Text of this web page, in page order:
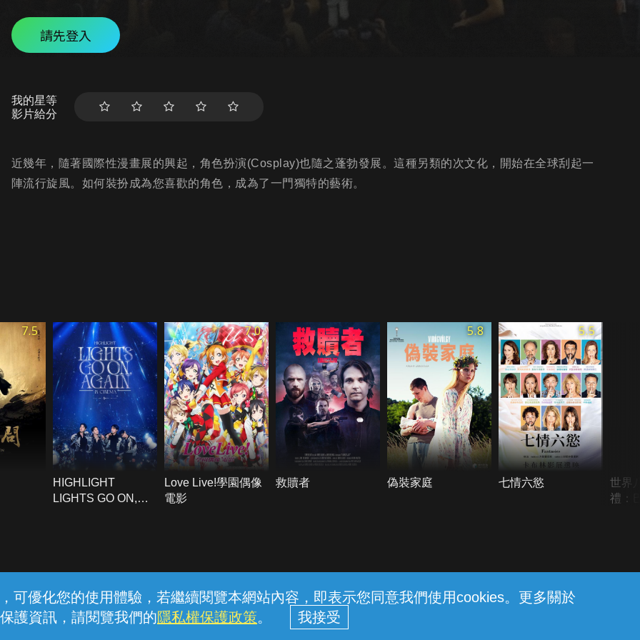
可優化您的使用體驗，若繼續閱覽本網站內容，即表示您同意我們使用cookies。更多關於
護資訊，請閱覽我們的隱私權保護政策。
請先登入
我的星等
影片給分
近幾年，隨著國際性漫畫展的興起，角色扮演(Cosplay)也隨之蓬勃發展。這種另類的次文化，開始在全球刮起一
陣流行旋風。如何裝扮成為您喜歡的角色，成為了一門獨特的藝術。
7.5
HIGHLIGHT
LIGHTS GO ON,
7.0
Love Live!學園偶像
電影
救贖者
5.8
偽裝家庭
5.5
七情六慾
世界
禮：
線上客服 服務條款 隱私權保護
中華電信股份有限公司個人家庭分公司 (統一編號：96979949) © 2026